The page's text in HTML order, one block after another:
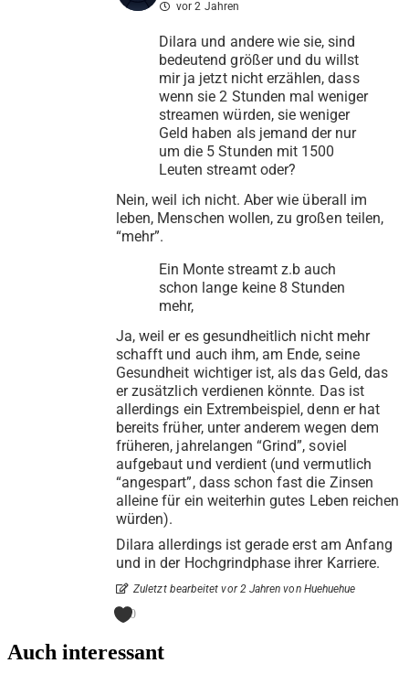
vor 2 Jahren
Dilara und andere wie sie, sind
bedeutend größer und du willst
mir ja jetzt nicht erzählen, dass
wenn sie 2 Stunden mal weniger
streamen würden, sie weniger
Geld haben als jemand der nur
um die 5 Stunden mit 1500
Leuten streamt oder?
Nein, weil ich nicht. Aber wie überall im
leben, Menschen wollen, zu großen teilen,
“mehr”.
Ein Monte streamt z.b auch
schon lange keine 8 Stunden
mehr,
Ja, weil er es gesundheitlich nicht mehr
schafft und auch ihm, am Ende, seine
Gesundheit wichtiger ist, als das Geld, das
er zusätzlich verdienen könnte. Das ist
allerdings ein Extrembeispiel, denn er hat
bereits früher, unter anderem wegen dem
früheren, jahrelangen “Grind”, soviel
aufgebaut und verdient (und vermutlich
“angespart”, dass schon fast die Zinsen
alleine für ein weiterhin gutes Leben reichen
würden).
Dilara allerdings ist gerade erst am Anfang
und in der Hochgrindphase ihrer Karriere.
Zuletzt bearbeitet vor 2 Jahren von Huehuehue
0
Auch interessant